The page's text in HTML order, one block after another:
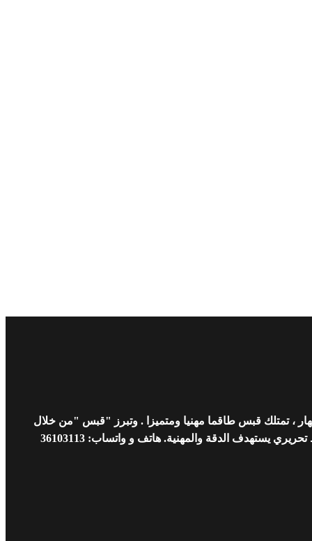
، تمتلك قبس طاقما مهنيا ومتميزا . وتبرز "قبس "من خلال
الدقة والمهنية. هاتف و واتساب: 36103113